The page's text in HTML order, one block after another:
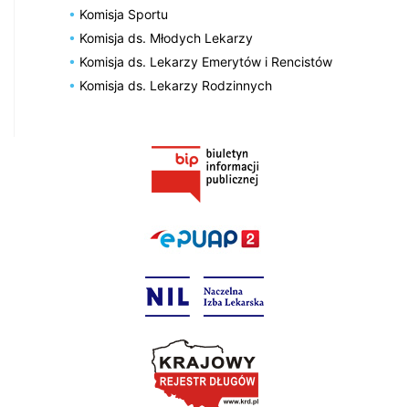
Komisja Sportu
Komisja ds. Młodych Lekarzy
Komisja ds. Lekarzy Emerytów i Rencistów
Komisja ds. Lekarzy Rodzinnych